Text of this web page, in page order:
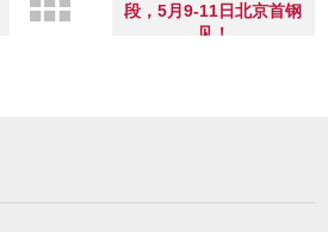
段，5月9-11日北京首钢
见！